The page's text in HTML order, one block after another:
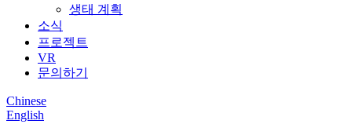
생태 계획
소식
프로젝트
VR
문의하기
Chinese
English